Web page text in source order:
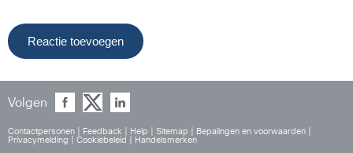
Volgen
Contactpersonen Feedback Help Sitemap Bepalingen en voorwaarden
Privacymelding
Cookiebeleid Handelsmerken